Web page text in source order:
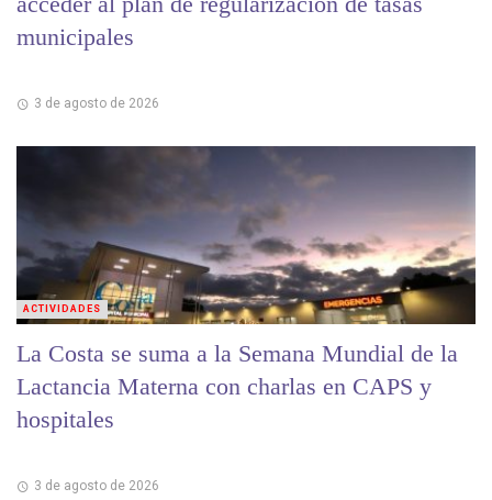
municipales
3 de agosto de 2026
La Costa se suma a la Semana Mundial de la
Lactancia Materna con charlas en CAPS y
hospitales
3 de agosto de 2026
ACTIVIDADES